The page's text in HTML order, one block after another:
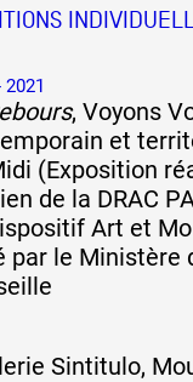
2021
, Voyons
et
(Exposition
de la DRAC
Art et
par le Ministère
Sintitulo,